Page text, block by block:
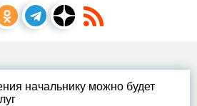
начальнику можно будет